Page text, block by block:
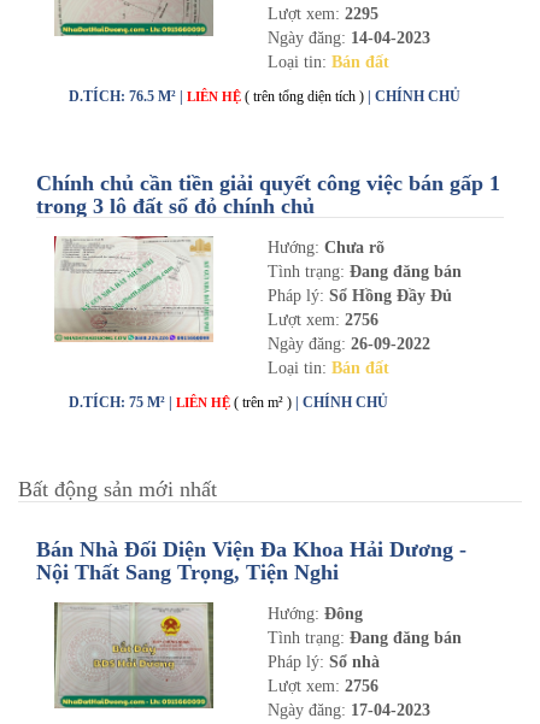
Lượt xem: 2295
Ngày đăng: 14-04-2023
Loại tin: Bán đất
D.TÍCH: 76.5 M² | LIÊN HỆ ( trên tổng diện tích ) | CHÍNH CHỦ
Chính chủ cần tiền giải quyết công việc bán gấp 1
trong 3 lô đất sổ đỏ chính chủ
Hướng: Chưa rõ
Tình trạng: Đang đăng bán
Pháp lý: Sổ Hồng Đầy Đủ
Lượt xem: 2756
Ngày đăng: 26-09-2022
Loại tin: Bán đất
D.TÍCH: 75 M² | LIÊN HỆ ( trên m² ) | CHÍNH CHỦ
Bất động sản mới nhất
Bán Nhà Đối Diện Viện Đa Khoa Hải Dương -
Nội Thất Sang Trọng, Tiện Nghi
Hướng: Đông
Tình trạng: Đang đăng bán
Pháp lý: Sổ nhà
Lượt xem: 2756
Ngày đăng: 17-04-2023